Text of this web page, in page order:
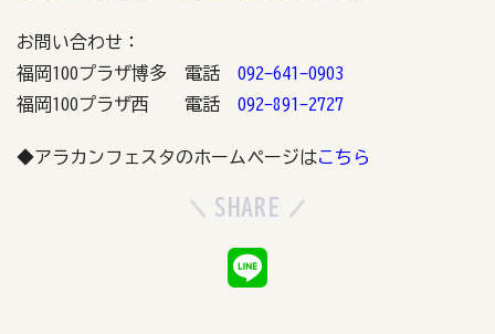
お問い合わせ：
福岡100プラザ博多 電話 092-641-0903
福岡100プラザ西 電話 092-891-2727
◆アラカンフェスタのホームページはこちら
SHARE